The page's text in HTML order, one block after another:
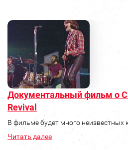
Документальный фильм о
Revival
В фильме будет много неизвестных
Читать далее